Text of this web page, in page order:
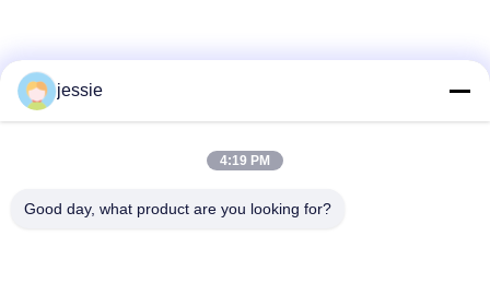
jessie
4:19 PM
Good day, what product are you looking for?